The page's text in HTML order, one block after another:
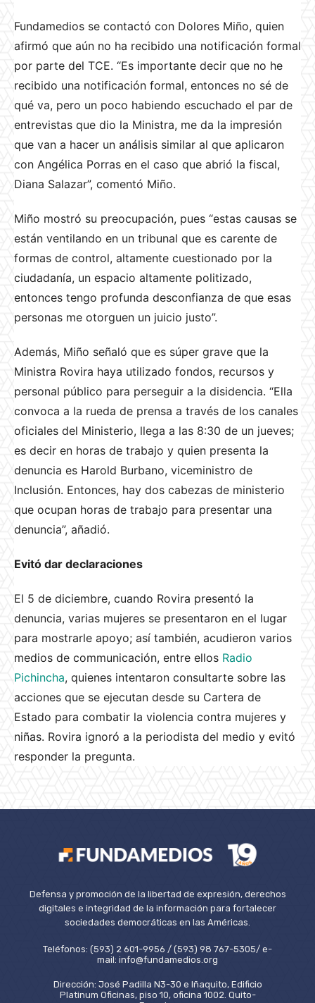
Fundamedios se contactó con Dolores Miño, quien
afirmó que aún no ha recibido una notificación formal
por parte del TCE. “Es importante decir que no he
recibido una notificación formal, entonces no sé de
qué va, pero un poco habiendo escuchado el par de
entrevistas que dio la Ministra, me da la impresión
que van a hacer un análisis similar al que aplicaron
con Angélica Porras en el caso que abrió la fiscal,
Diana Salazar”, comentó Miño.
Miño mostró su preocupación, pues “estas causas se
están ventilando en un tribunal que es carente de
formas de control, altamente cuestionado por la
ciudadanía, un espacio altamente politizado,
entonces tengo profunda desconfianza de que esas
personas me otorguen un juicio justo”.
Además, Miño señaló que es súper grave que la
Ministra Rovira haya utilizado fondos, recursos y
personal público para perseguir a la disidencia. “Ella
convoca a la rueda de prensa a través de los canales
oficiales del Ministerio, llega a las 8:30 de un jueves;
es decir en horas de trabajo y quien presenta la
denuncia es Harold Burbano, viceministro de
Inclusión. Entonces, hay dos cabezas de ministerio
que ocupan horas de trabajo para presentar una
denuncia”, añadió.
Evitó dar declaraciones
El 5 de diciembre, cuando Rovira presentó la
denuncia, varias mujeres se presentaron en el lugar
para mostrarle apoyo; así también, acudieron varios
medios de communicación, entre ellos Radio
Pichincha, quienes intentaron consultarte sobre las
acciones que se ejecutan desde su Cartera de
Estado para combatir la violencia contra mujeres y
niñas. Rovira ignoró a la periodista del medio y evitó
responder la pregunta.
Defensa y promoción de la libertad de expresión, derechos
digitales e integridad de la información para fortalecer
sociedades democráticas en las Américas.
Teléfonos: (593) 2 601-9956 / (593) 98 767-5305/ e-
mail: info@fundamedios.org
Dirección: José Padilla N3-30 e Iñaquito, Edificio
Platinum Oficinas, piso 10, oficina 1002. Quito-